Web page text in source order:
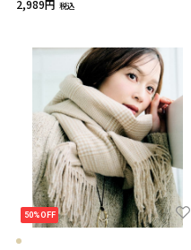
2,989円 税込
50%OFF